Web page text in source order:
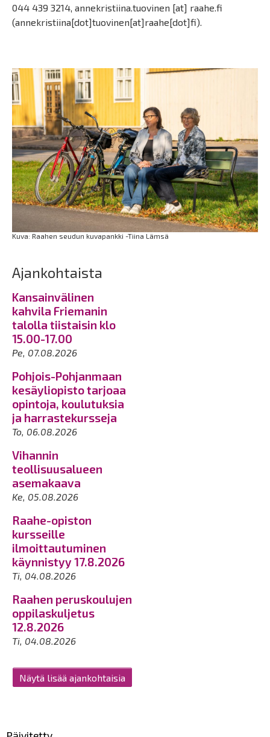
044 439 3214, annekristiina.tuovinen [at] raahe.fi
(annekristiina[dot]tuovinen[at]raahe[dot]fi).
Kuva: Raahen seudun kuvapankki -Tiina Lämsä
Ajankohtaista
Kansainvälinen
kahvila Friemanin
talolla tiistaisin klo
15.00-17.00
Pe, 07.08.2026
Pohjois-Pohjanmaan
kesäyliopisto tarjoaa
opintoja, koulutuksia
ja harrastekursseja
To, 06.08.2026
Vihannin
teollisuusalueen
asemakaava
Ke, 05.08.2026
Raahe-opiston
kursseille
ilmoittautuminen
käynnistyy 17.8.2026
Ti, 04.08.2026
Raahen peruskoulujen
oppilaskuljetus
12.8.2026
Ti, 04.08.2026
Näytä lisää ajankohtaisia